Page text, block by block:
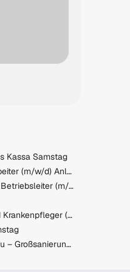
Kassa Samstag
Produktionsmitarbeiter (m/w/d) Anlagenbediener
Stellvertretender Betriebsleiter (m/w/d)
Gesundheits- und Krankenpfleger (m/w/d)
Bauleiter Hochbau – Großsanierungen (m/w/d)